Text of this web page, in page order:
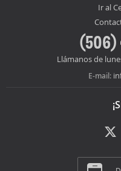
Ir al
(506)
Llámanos de
E-mail: